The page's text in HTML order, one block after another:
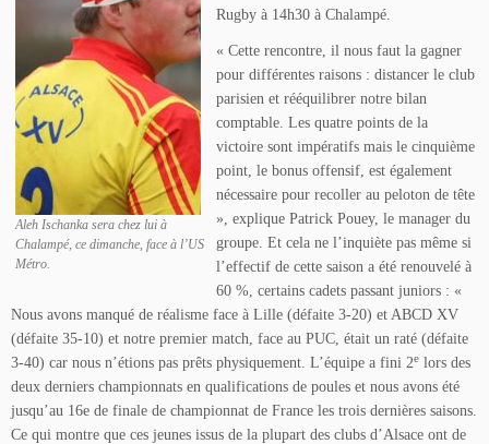
Aleh Ischanka sera chez lui à
Chalampé, ce dimanche, face à l’US
Métro.
Rugby à 14h30 à Chalampé.
« Cette rencontre, il nous faut la gagner
pour différentes raisons : distancer le club
parisien et rééquilibrer notre bilan
comptable. Les quatre points de la
victoire sont impératifs mais le cinquième
point, le bonus offensif, est également
nécessaire pour recoller au peloton de tête
», explique Patrick Pouey, le manager du
groupe. Et cela ne l’inquiète pas même si
l’effectif de cette saison a été renouvelé à
60 %, certains cadets passant juniors : «
Nous avons manqué de réalisme face à Lille (défaite 3-20) et ABCD XV
(défaite 35-10) et notre premier match, face au PUC, était un raté (défaite
3-40) car nous n’étions pas prêts physiquement. L’équipe a fini 2e lors des
deux derniers championnats en qualifications de poules et nous avons été
jusqu’au 16e de finale de championnat de France les trois dernières saisons.
Ce qui montre que ces jeunes issus de la plupart des clubs d’Alsace ont de